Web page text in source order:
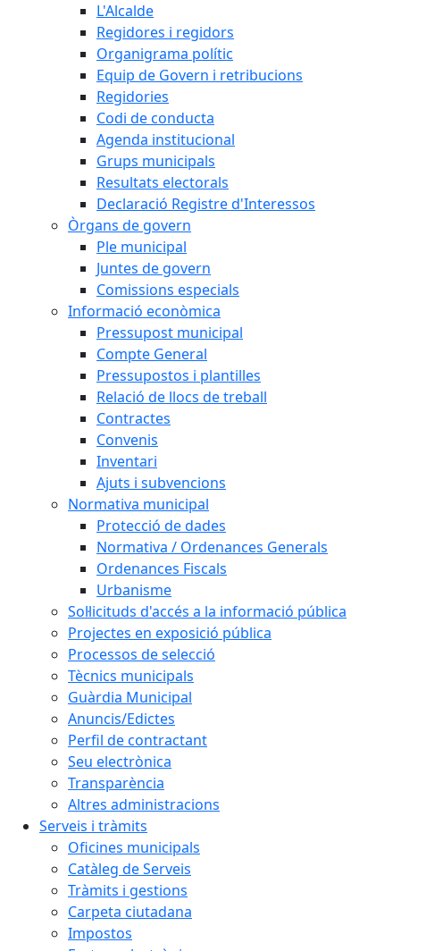
L'Alcalde
Regidores i regidors
Organigrama polític
Equip de Govern i retribucions
Regidories
Codi de conducta
Agenda institucional
Grups municipals
Resultats electorals
Declaració Registre d'Interessos
Òrgans de govern
Ple municipal
Juntes de govern
Comissions especials
Informació econòmica
Pressupost municipal
Compte General
Pressupostos i plantilles
Relació de llocs de treball
Contractes
Convenis
Inventari
Ajuts i subvencions
Normativa municipal
Protecció de dades
Normativa / Ordenances Generals
Ordenances Fiscals
Urbanisme
Sol·licituds d'accés a la informació pública
Projectes en exposició pública
Processos de selecció
Tècnics municipals
Guàrdia Municipal
Anuncis/Edictes
Perfil de contractant
Seu electrònica
Transparència
Altres administracions
Serveis i tràmits
Oficines municipals
Catàleg de Serveis
Tràmits i gestions
Carpeta ciutadana
Impostos